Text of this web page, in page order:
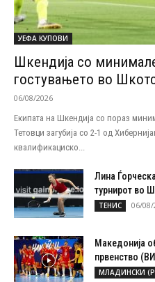
УЕФА КУПОВИ
Шкендија со
гостувањето во
06/08/2026
Екипата на Шкендија со пораз
Тетовци загубија со 2-1 од
квалификациско...
Лина
турнирот во
ТЕНИС 06/08/
Македонија
првенство
МЛАДИНСКИ